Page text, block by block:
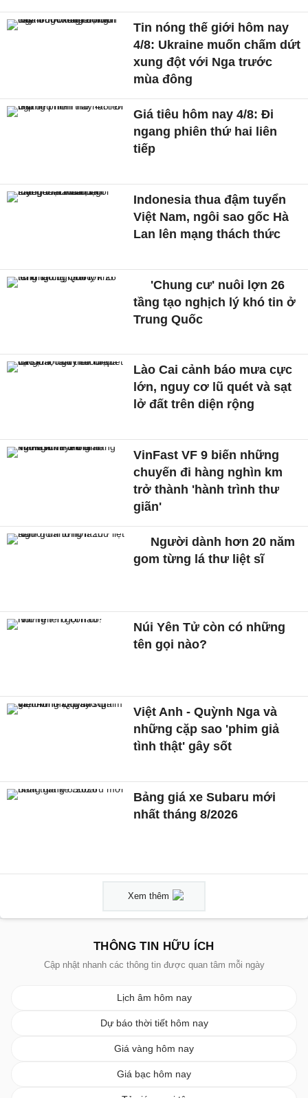
Tin nóng thế giới hôm nay
4/8: Ukraine muốn chấm dứt
xung đột với Nga trước
mùa đông
Giá tiêu hôm nay 4/8: Đi
ngang phiên thứ hai liên
tiếp
Indonesia thua đậm tuyển
Việt Nam, ngôi sao gốc Hà
Lan lên mạng thách thức
'Chung cư' nuôi lợn 26
tầng tạo nghịch lý khó tin ở
Trung Quốc
Lào Cai cảnh báo mưa cực
lớn, nguy cơ lũ quét và sạt
lở đất trên diện rộng
VinFast VF 9 biến những
chuyến đi hàng nghìn km
trở thành 'hành trình thư
giãn'
Người dành hơn 20 năm
gom từng lá thư liệt sĩ
Núi Yên Tử còn có những
tên gọi nào?
Việt Anh - Quỳnh Nga và
những cặp sao 'phim giả
tình thật' gây sốt
Bảng giá xe Subaru mới
nhất tháng 8/2026
Xem thêm
THÔNG TIN HỮU ÍCH
Cập nhật nhanh các thông tin được quan tâm mỗi ngày
Lịch âm hôm nay
Dự báo thời tiết hôm nay
Giá vàng hôm nay
Giá bạc hôm nay